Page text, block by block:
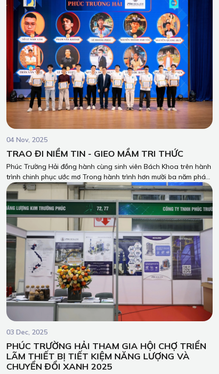
04 Nov, 2025
TRAO ĐI NIỀM TIN - GIEO MẦM TRI THỨC
Phúc Trường Hải đồng hành cùng sinh viên Bách Khoa trên hành
trình chinh phục ước mơ Trong hành trình hơn mười ba năm phát
triển, Công Ty TNHH Phúc Trường Hải luôn tin rằng: giá trị bền
vững của một doanh nghiệp không chỉ nằm ở thành tựu kinh tế,
mà còn ở những điều tốt đẹp mà doanh nghiệp để lại cho cộng
đồng.
03 Dec, 2025
PHÚC TRƯỜNG HẢI THAM GIA HỘI CHỢ TRIỂN
LÃM THIẾT BỊ TIẾT KIỆM NĂNG LƯỢNG VÀ
CHUYỂN ĐỔI XANH 2025